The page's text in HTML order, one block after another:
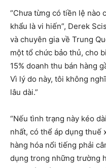
“Chưa từng có tiền lệ nào
khẩu là vi hiến”, Derek
và chuyên gia về Trung
một tổ chức bảo thủ, cho
15% doanh thu bán hàng
Vì lý do này, tôi không
lâu dài.”
“Nếu tình trạng này kéo
nhất, có thể áp dụng thuế
hàng hóa nổi tiếng phải
dụng trong những trường